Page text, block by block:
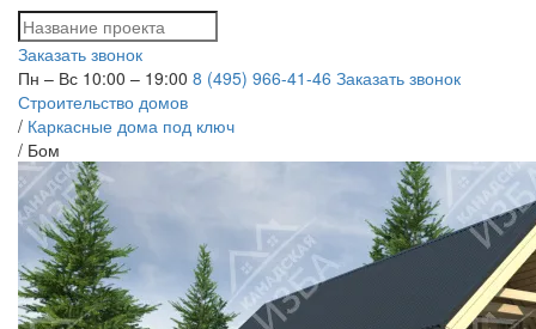
Заказать звонок
Пн – Вс 10:00 – 19:00 8 (495) 966-41-46 Заказать звонок
Строительство домов
/ Каркасные дома под ключ
/ Бом